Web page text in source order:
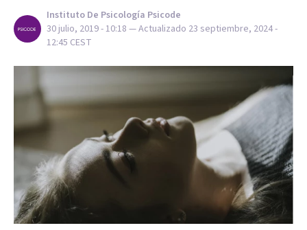
Instituto De Psicología Psicode
30 julio, 2019 - 10:18 — Actualizado 23 septiembre, 2024 -
12:45 CEST